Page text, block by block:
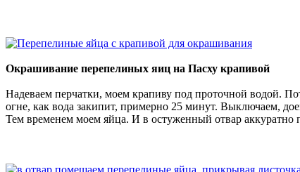
Окрашивание перепелиных яиц на Пасху крапивой
Надеваем перчатки, моем крапиву под проточной водой.
огне, как вода закипит, примерно 25 минут. Выключаем,
Тем временем моем яйца. И в остуженный отвар